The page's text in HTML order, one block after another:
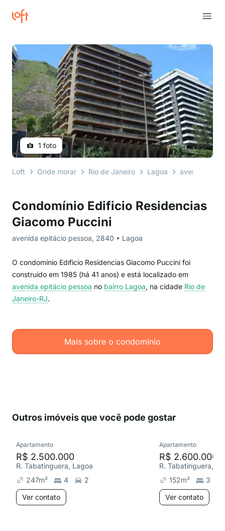
Condomínio Edificio Residencias
Giacomo Puccini
avenida epitácio pessoa, 2840 • Lagoa
O condomínio Edificio Residencias Giacomo Puccini foi
construído em 1985 (há 41 anos) e está localizado em
avenida epitácio pessoa no bairro Lagoa, na cidade Rio de
Janeiro-RJ.
Mais sobre o condomínio
1 foto
Loft Onde morar Rio de Janeiro Lagoa avenida
Outros imóveis que você pode gostar
Apartamento
R$ 2.500.000
R. Tabatinguera, Lagoa
247m² 4
2
Ver contato
Apartamento
R$ 2.600.000
R. Tabatinguera,
152m²
3
Ver contato